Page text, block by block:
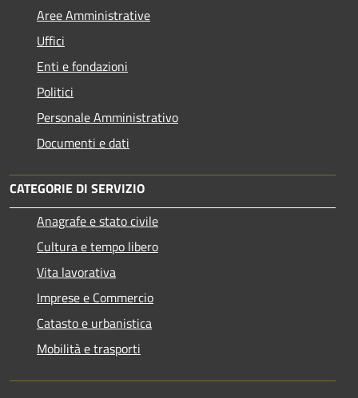
Aree Amministrative
Uffici
Enti e fondazioni
Politici
Personale Amministrativo
Documenti e dati
CATEGORIE DI SERVIZIO
Anagrafe e stato civile
Cultura e tempo libero
Vita lavorativa
Imprese e Commercio
Catasto e urbanistica
Mobilità e trasporti